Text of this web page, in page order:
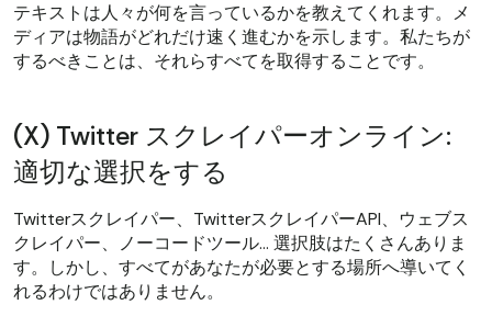
テキストは人々が何を言っているかを教えてくれます。メ
ディアは物語がどれだけ速く進むかを示します。私たちが
するべきことは、それらすべてを取得することです。
(X) Twitter スクレイパーオンライン:
適切な選択をする
Twitterスクレイパー、TwitterスクレイパーAPI、ウェブス
クレイパー、ノーコードツール… 選択肢はたくさんありま
す。しかし、すべてがあなたが必要とする場所へ導いてく
れるわけではありません。